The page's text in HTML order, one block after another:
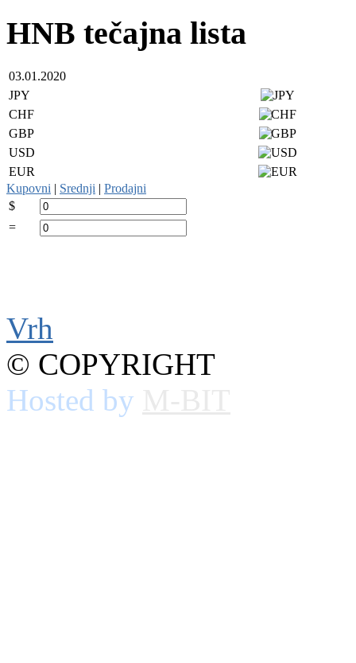
HNB tečajna lista
03.01.2020
JPY
CHF
GBP
USD
EUR
Kupovni | Srednji | Prodajni
$
=
Vrh
© COPYRIGHT
Hosted by